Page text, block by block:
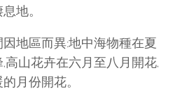
地。
地區而異:地中海物種在夏
山花卉在六月至八月開花,
月份開花。